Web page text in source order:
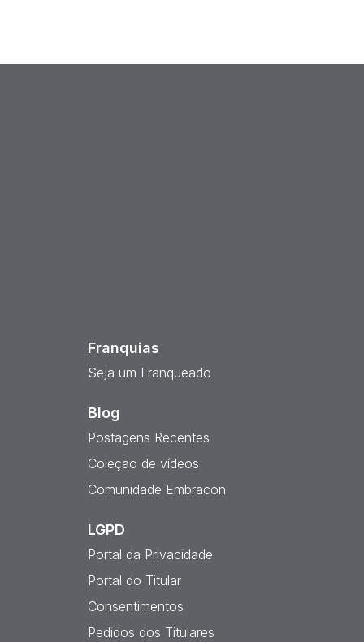
Franquias
Seja um Franqueado
Blog
Postagens Recentes
Coleção de vídeos
Comunidade Embracon
LGPD
Portal da Privacidade
Portal do Titular
Consentimentos
Pedidos dos Titulares